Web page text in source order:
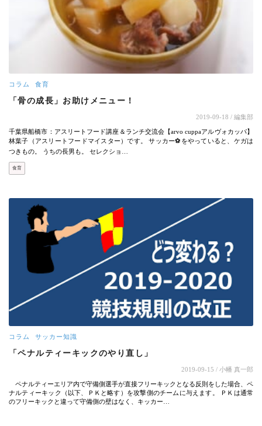
コラム 食育
「骨の成長」お助けメニュー！
2019-09-18 / 編集部
千葉県船橋市：アスリートフード講座＆ランチ交流会【arvo cuppaアルヴォカッパ】
林葉子（アスリートフードマイスター）です。 サッカー⚽をやっていると、ケガは
つきもの。 うちの長男も。 セレクショ…
食育
コラム サッカー知識
「ペナルティーキックのやり直し」
2019-09-15 / 小幡 真一郎
ペナルティーエリア内で守備側選手が直接フリーキックとなる反則をした場合、ペ
ナルティーキック（以下、ＰＫと略す）を攻撃側のチームに与えます。 ＰＫは通常
のフリーキックと違って守備側の壁はなく、キッカー…